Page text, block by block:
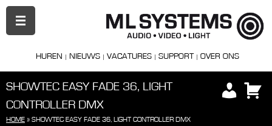
HUREN NIEUWS VACATURES SUPPORT OVER ONS
PRIMAIR
MENU
SHOWTEC EASY FADE 36, LIGHT
CONTROLLER DMX
HOME » SHOWTEC EASY FADE 36, LIGHT CONTROLLER DMX